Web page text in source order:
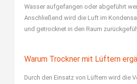
Wasser aufgefangen oder abgeführt
Anschließend wird die Luft im
und getrocknet in den Raum
Warum Trockner mit Lüftern
Durch den Einsatz von Lüftern wird die